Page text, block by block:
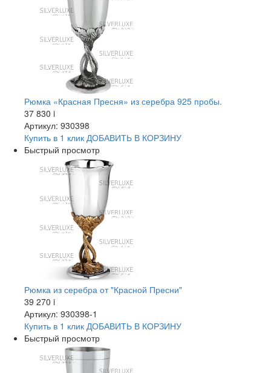
Рюмка «Красная Пресня» из серебра 925 пробы.
37 830 i
Артикул: 930398
Купить в 1 клик ДОБАВИТЬ В КОРЗИНУ
Быстрый просмотр
Рюмка из серебра от "Красной Пресни"
39 270 i
Артикул: 930398-1
Купить в 1 клик ДОБАВИТЬ В КОРЗИНУ
Быстрый просмотр